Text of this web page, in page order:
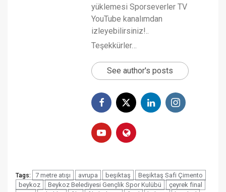
yüklemesi Sporseverler TV
YouTube kanalımdan
izleyebilirsiniz!..
Teşekkürler…
See author's posts
Tags: 7 metre atışı avrupa beşiktaş
Beşiktaş Safi Çimento
beykoz
Beykoz Belediyesi Gençlik Spor Kulübü
çeyrek final